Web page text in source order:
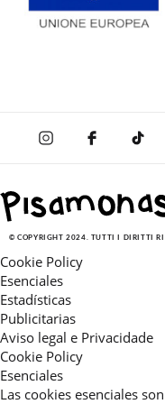
© COPYRIGHT 2024. TUTTI I DIRITTI
Cookie Policy
Esenciales
Estadísticas
Publicitarias
Aviso legal e Privacidade
Cookie Policy
Esenciales
Las cookies esenciales